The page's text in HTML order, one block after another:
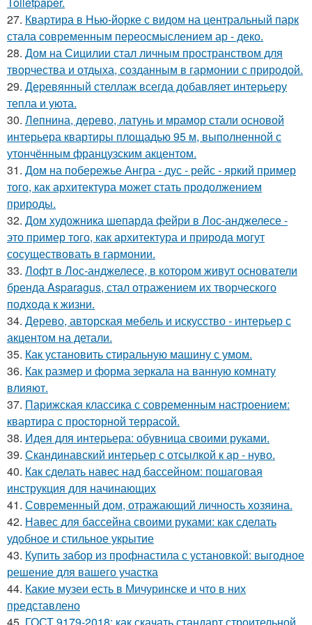
27. Квартира в Нью-йорке с видом на центральный парк
стала современным переосмыслением ар - деко.
28. Дом на Сицилии стал личным пространством для
творчества и отдыха, созданным в гармонии с природой.
29. Деревянный стеллаж всегда добавляет интерьеру
тепла и уюта.
30. Лепнина, дерево, латунь и мрамор стали основой
интерьера квартиры площадью 95 м, выполненной с
утончённым французским акцентом.
31. Дом на побережье Ангра - дус - рейс - яркий пример
того, как архитектура может стать продолжением
природы.
32. Дом художника шепарда фейри в Лос-анджелесе -
это пример того, как архитектура и природа могут
сосуществовать в гармонии.
33. Лофт в Лос-анджелесе, в котором живут основатели
бренда Asparagus, стал отражением их творческого
подхода к жизни.
34. Дерево, авторская мебель и искусство - интерьер с
акцентом на детали.
35. Как установить стиральную машину с умом.
36. Как размер и форма зеркала на ванную комнату
влияют.
37. Парижская классика с современным настроением:
квартира с просторной террасой.
38. Идея для интерьера: обувница своими руками.
39. Скандинавский интерьер с отсылкой к ар - нуво.
40. Как сделать навес над бассейном: пошаговая
инструкция для начинающих
41. Современный дом, отражающий личность хозяина.
42. Навес для бассейна своими руками: как сделать
удобное и стильное укрытие
43. Купить забор из профнастила с установкой: выгодное
решение для вашего участка
44. Какие музеи есть в Мичуринске и что в них
представлено